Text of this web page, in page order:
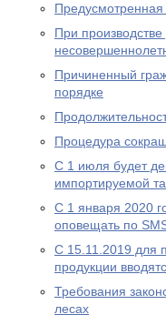
Предусмотренная
При
Причиненный
порядке
Процедура
С 1 июля будет
импортируемой
С 1 января 2020
оповещать по
С 15.11.2019 для
продукции
Требования
лесах